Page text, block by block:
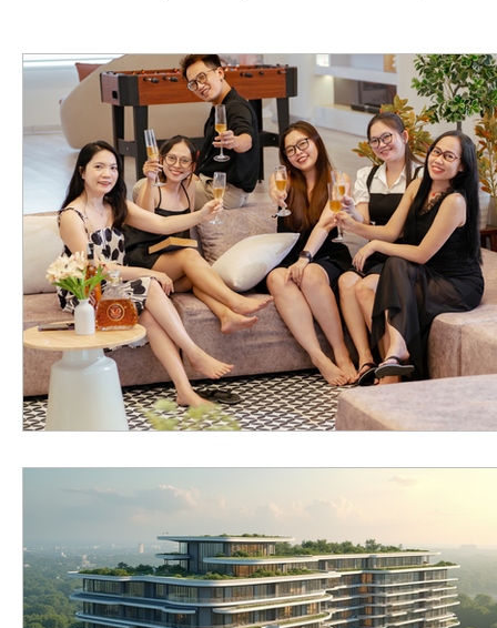
Mẹo & Kinh Nghiệm Tin Tức Khuyến Mãi / Đặt Phòng
For Foreigners (EN) Về Chúng Tôi (About Adachi)